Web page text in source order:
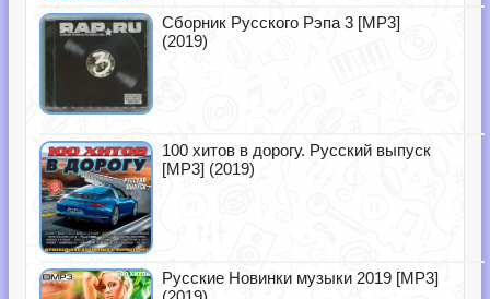
Сборник Русского Рэпа 3 [MP3]
(2019)
100 хитов в дорогу. Русский выпуск
[MP3] (2019)
Русские Новинки музыки 2019 [MP3]